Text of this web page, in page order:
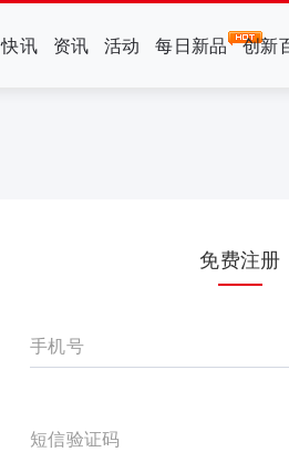
快讯 资讯 活动 每日新品 创新
免费注册
手机号
短信验证码